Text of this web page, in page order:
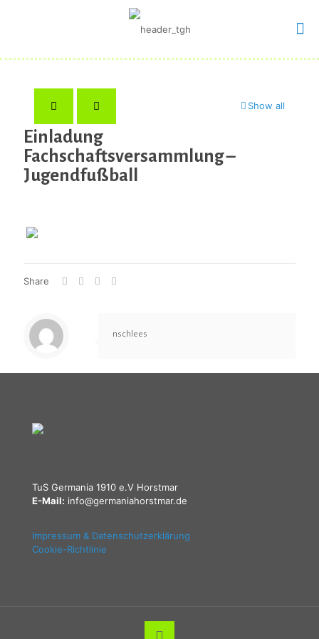
Show all
Einladung
Fachschaftsversammlung –
Jugendfußball
Share
nschlees
TuS Germania 1910 e.V Horstmar
E-Mail: info@germaniahorstmar.de
Impressum & Datenschutzerklärung
Cookie-Richtlinie